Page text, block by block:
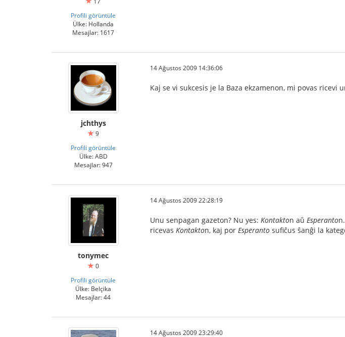
Profili görüntüle
Ülke: Hollanda
Mesajlar: 1617
jchthys
9
Profili görüntüle
Ülke: ABD
Mesajlar: 947
14 Ağustos 2009 14:36:06
Kaj se vi sukcesis je la Baza ekzamenon, mi povas ricevi
tonymec
0
Profili görüntüle
Ülke: Belçika
Mesajlar: 44
14 Ağustos 2009 22:28:19
Unu senpagan gazeton? Nu yes: Kontakton aŭ Esperanto
ricevas Kontakton, kaj por Esperanto sufiĉus ŝanĝi la
14 Ağustos 2009 23:29:40